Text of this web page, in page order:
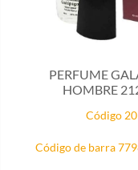
PERFUME
HOMBRE
Código
Código de barra